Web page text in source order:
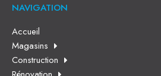
NAVIGATION
Accueil
Magasins
Construction